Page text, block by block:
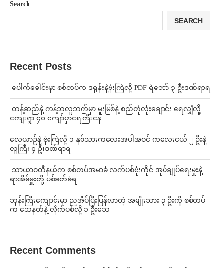
Search
SEARCH
Recent Posts
⁩ ⁨ပေါက်ခေါင်းမှာ စစ်တပ်က ဒရုန်းနဲ့ဗုံးကြဲလို့ PDF ရဲဘော် ၃ ဦးဒဏ်ရာရ
⁩ ⁨တန့်ဆည်နဲ့ ကန့်ဘလူဘက်မှာ မူးမြစ်နဲ့ စည်တုံလုံးချောင်း ရေလျှံလို့
ကျေးရွာ ၄၀ ကျော်မှာရေကြီးနေ
⁨လေယာဉ်နဲ့ ဗုံးကြဲလို့ ၁ နှစ်သားကလေးအပါအဝင် ကလေးငယ် ၂ ဦးနဲ့
လူကြီး ၄ ဦးဒဏ်ရာရ
⁩ ⁨သာယာဝတီနယ်က စစ်တပ်အမာခံ လက်ပစ်ဗုံးကိုင် အုပ်ချုပ်ရေးမှူးနဲ့
ရာအိမ်မှူးတို့ ပစ်ခတ်ခံရ
ဘုန်းကြီးကျောင်းမှာ ညအိပ်ပြီးပြန်လာတဲ့ အမျိုးသား ၃ ဦးကို စစ်တပ်
က သေနတ်နဲ့ လိုက်ပစ်လို့ ၁ ဦးသေ
Recent Comments